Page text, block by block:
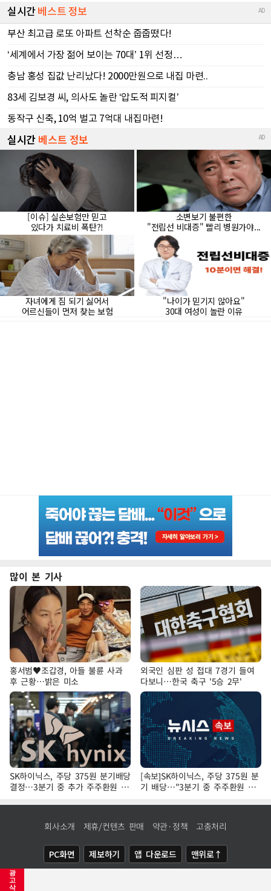
광
고
삭
많이 본 기사
홍서범♥조갑경, 아들 불륜 사과
후 근황…밝은 미소
외국인 심판 성 접대 7경기 들여
다보니…한국 축구 '5승 2무'
SK하이닉스, 주당 375원 분기배당
결정…3분기 중 추가 주주환원 발
표
[속보]SK하이닉스, 주당 375원 분
기 배당…"3분기 중 주주환원 방
안 확정"
회사소개 제휴/컨텐츠 판매 약관·정책 고충처리
PC화면 제보하기 앱 다운로드 맨위로↑